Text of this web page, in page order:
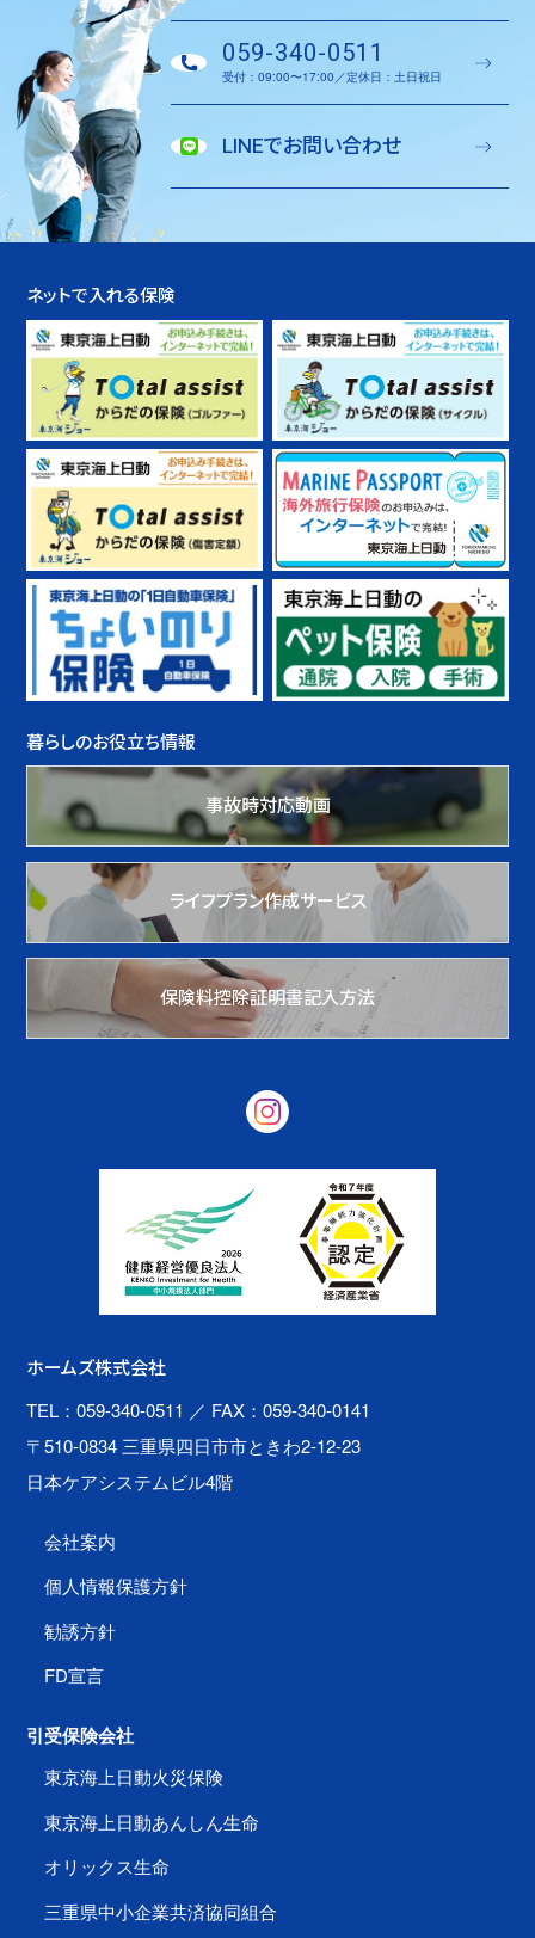
059-340-0511
受付：09:00〜17:00／定休日：土日祝日
LINEでお問い合わせ
ネットで入れる保険
暮らしのお役立ち情報
事故時対応動画
ライフプラン作成サービス
保険料控除証明書記入方法
ホームズ株式会社
TEL：059-340-0511 ／ FAX：059-340-0141
〒510-0834 三重県四日市市ときわ2-12-23
日本ケアシステムビル4階
会社案内
個人情報保護方針
勧誘方針
FD宣言
引受保険会社
東京海上日動火災保険
東京海上日動あんしん生命
オリックス生命
三重県中小企業共済協同組合